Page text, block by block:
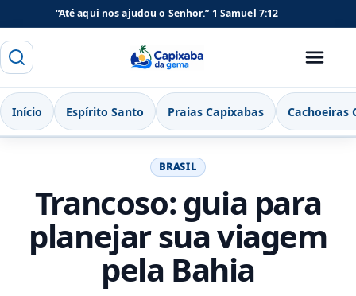
“Até aqui nos ajudou o Senhor.” 1 Samuel 7:12
Buscar Capixaba da Gema
Menu
Início Espírito Santo Praias Capixabas Cachoeiras
BRASIL
Trancoso: guia para
planejar sua viagem
pela Bahia